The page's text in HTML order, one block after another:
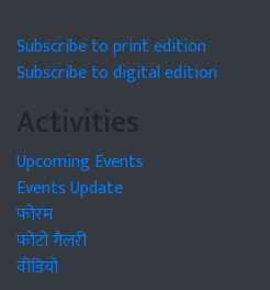
Subscribe to print edition
Subscribe to digital edition
Activities
Upcoming Events
Events Update
फोरम
फोटो गैलरी
वीडियो